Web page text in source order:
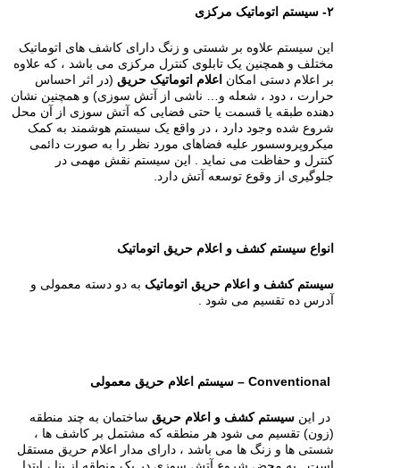
۲- سیستم اتوماتیک مرکزی
این سیستم علاوه بر شستی و زنگ دارای کاشف های اتوماتیک
مختلف و همچنین یک تابلوی کنترل مرکزی می باشد ، که علاوه
بر اعلام دستی امکان اعلام اتوماتیک حریق (در اثر احساس
حرارت ، دود ، شعله و… ناشی از آتش سوزی) و همچنین نشان
دهنده طبقه یا قسمت یا حتی فضایی که آتش سوزی از آن محل
شروع شده وجود دارد ، در واقع یک سیستم هوشمند به کمک
میکروپروسسور علیه فضاهای مورد نظر را به صورت دائمی
کنترل و حفاظت می نماید . این سیستم نقش مهمی در
جلوگیری از وقوع توسعه آتش دارد.
انواع سیستم کشف و اعلام حریق اتوماتیک
سیستم کشف و اعلام حریق اتوماتیک به دو دسته معمولی و
آدرس ده تقسیم می شود .
در اینسیستم کشف و اعلام حریق ساختمان به چند منطقه
(زون) تقسیم می شود هر منطقه که مشتمل بر کاشف ها ،
شستی ها و زنگ ها می باشد ، دارای مدار اعلام حریق مستقل